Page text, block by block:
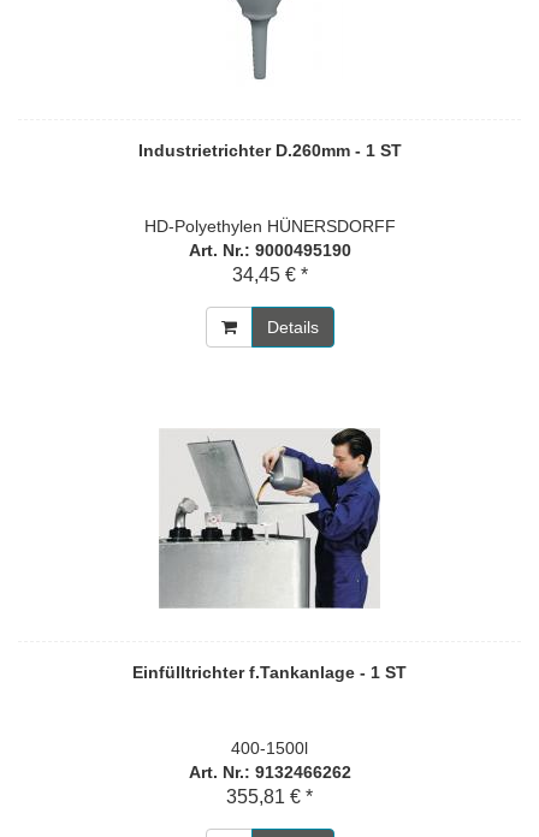
Industrietrichter D.260mm - 1 ST
HD-Polyethylen HÜNERSDORFF
Art. Nr.: 9000495190
34,45 € *
Details
Einfülltrichter f.Tankanlage - 1 ST
400-1500l
Art. Nr.: 9132466262
355,81 € *